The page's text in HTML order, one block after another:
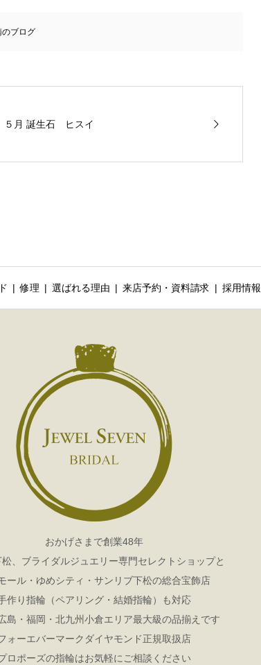
のブログ
５月 誕生石 ヒスイ
修理 選ばれる理由 来店予約・資料請求 採用情報
おかげさまで創業48年
、ブライダルジュエリー専門セレクトショップと
ール・ゆめシティ・サンリブ下松の総合宝飾店
作り指輪（ペアリング・結婚指輪）も対応
島・福岡・北九州小倉エリア最大級の品揃えです
ォーエバーマークダイヤモンド正規取扱店
ロポーズの指輪はお気軽にご相談ください